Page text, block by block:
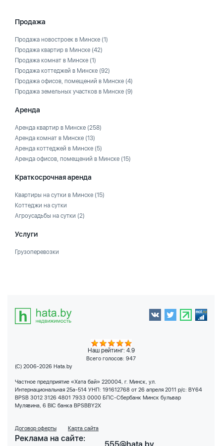
Продажа
Продажа новостроек в Минске (1)
Продажа квартир в Минске (42)
Продажа комнат в Минске (1)
Продажа коттеджей в Минске (92)
Продажа офисов, помещений в Минске (4)
Продажа земельных участков в Минске (9)
Аренда
Аренда квартир в Минске (258)
Аренда комнат в Минске (13)
Аренда коттеджей в Минске (5)
Аренда офисов, помещений в Минске (15)
Краткосрочная аренда
Квартиры на сутки в Минске (15)
Коттеджи на сутки
Агроусадьбы на сутки (2)
Услуги
Грузоперевозки
Наш рейтинг: 4.9
Всего голосов: 947
(C) 2006-2026 Hata.by
Частное предприятие «Хата бай» 220004, г. Минск, ул.
Интернациональная 25а-514 УНП: 191612768 от 26 апреля 2011 р/с: BY64
BPSB 3012 3126 4801 7933 0000 БПС-Сбербанк Минск бульвар
Мулявина, 6 BIC банка BPSBBY2X
Договор оферты Карта сайта
Реклама на сайте: